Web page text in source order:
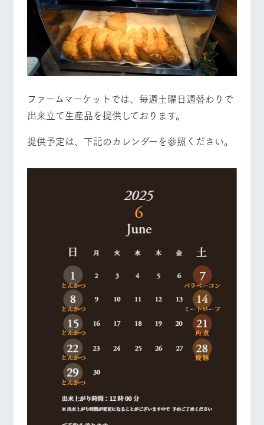
ファームマーケットでは、毎週土曜日週替わりで
出来立て生産品を提供しております。
提供予定は、下記のカレンダーを参照ください。